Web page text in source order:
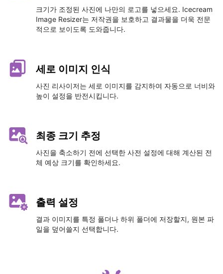
크기가 조정된 사진에 나만의 로고를 넣으세요. Icecream
Image Resizer는 저작권을 보호하고 결과물을 더욱 전문
적으로 보이도록 도와줍니다.
세로 이미지 인식
사진 리사이저는 세로 이미지를 감지하여 자동으로 너비와
높이 설정을 반전시킵니다.
최종 크기 추정
사진을 축소하기 전에 선택한 사전 설정에 대해 계산된 전
체 예상 크기를 확인하세요.
출력 설정
결과 이미지를 특정 폴더나 하위 폴더에 저장할지, 원본 파
일을 덮어쓸지 선택합니다.